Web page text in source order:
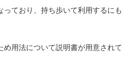
っており、持ち歩いて利用するにも
め用法について説明書が用意されて